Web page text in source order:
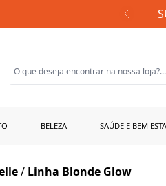
ONLINE
BELEZA SAÚDE E BEM
/ Linha Blonde Glow